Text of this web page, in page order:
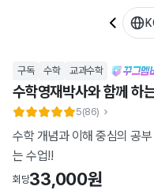
구독 수학 교과수학
수학영재박사와 함께 하
5(86)
수학 개념과 이해 중심의 공
는 수업!!
회당33,000원